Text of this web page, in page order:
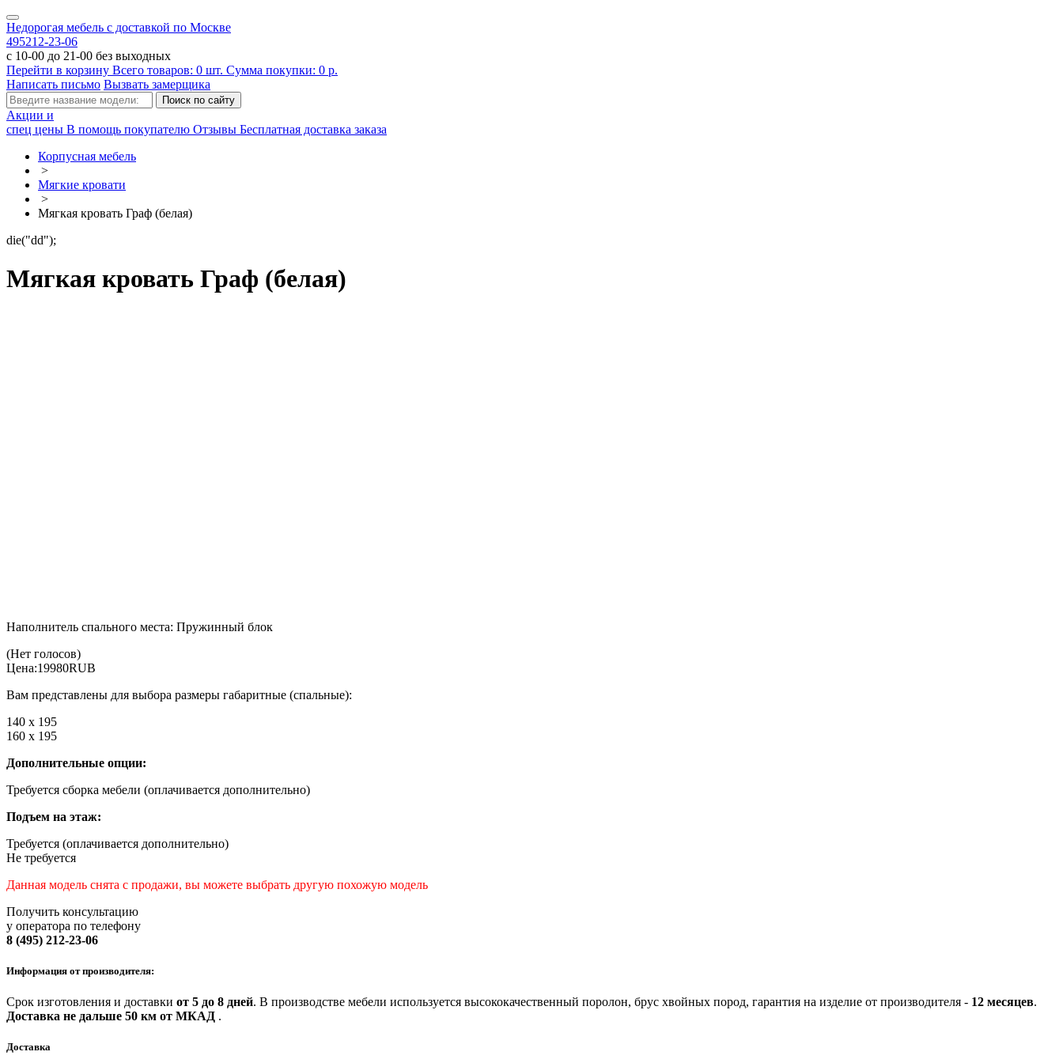
Недорогая мебель с доставкой по Москве
495212-23-06
с 10-00 до 21-00 без выходных
Перейти в корзину Всего товаров: 0 шт. Сумма покупки: 0 р.
Написать письмо Вызвать замерщика
Акции и
спец цены В помощь покупателю Отзывы Бесплатная доставка заказа
Корпусная мебель
>
Мягкие кровати
>
Мягкая кровать Граф (белая)
die("dd");
Мягкая кровать Граф (белая)
Наполнитель спального места: Пружинный блок
(Нет голосов)
Цена:19980RUB
Вам представлены для выбора размеры габаритные (спальные):
140 х 195
160 х 195
Дополнительные опции:
Требуется сборка мебели (оплачивается дополнительно)
Подъем на этаж:
Требуется (оплачивается дополнительно)
Не требуется
Данная модель снята с продажи, вы можете выбрать другую похожую модель
Получить консультацию
у оператора по телефону
8 (495) 212-23-06
Информация от производителя:
Срок изготовления и доставки от 5 до 8 дней. В производстве мебели используется высококачественный поролон, брус хвойных пород, гарантия на изделие от производителя - 12 месяцев.
Доставка не дальше 50 км от МКАД .
Доставка